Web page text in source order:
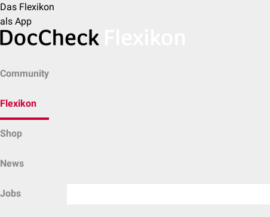
Das Flexikon
als App
Community
Flexikon
Shop
News
Jobs